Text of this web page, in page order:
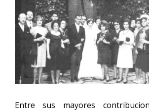
Entre sus mayores